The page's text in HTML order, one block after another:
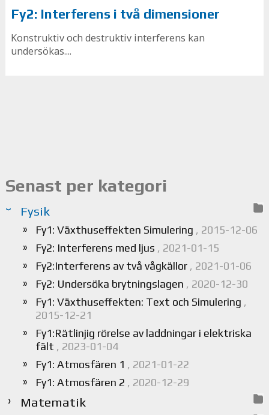
Fy2: Interferens i två dimensioner
Konstruktiv och destruktiv interferens kan
undersökas....
Senast per kategori
Fysik
Fy1: Växthuseffekten Simulering , 2015-12-06
Fy2: Interferens med ljus , 2021-01-15
Fy2:Interferens av två vågkällor , 2021-01-06
Fy2: Undersöka brytningslagen , 2020-12-30
Fy1: Växthuseffekten: Text och Simulering ,
2015-12-21
Fy1:Rätlinjig rörelse av laddningar i elektriska
fält , 2023-01-04
Fy1: Atmosfären 1 , 2021-01-22
Fy1: Atmosfären 2 , 2020-12-29
Matematik